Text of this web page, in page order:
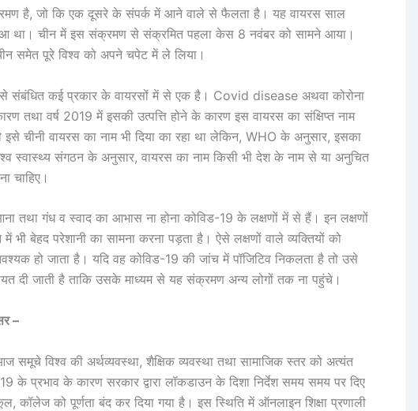
है, जो कि एक दूसरे के संपर्क में आने वाले से फैलता है। यह वायरस साल
था। चीन में इस संक्रमण से संक्रमित पहला केस 8 नवंबर को सामने आया।
समेत पूरे विश्व को अपने चपेट में ले लिया।
से संबंधित कई प्रकार के वायरसों में से एक है। Covid disease अथवा कोरोना
तथा वर्ष 2019 में इसकी उत्पत्ति होने के कारण इस वायरस का संक्षिप्त नाम
चीनी वायरस का नाम भी दिया का रहा था लेकिन, WHO के अनुसार, इसका
स्वास्थ्य संगठन के अनुसार, वायरस का नाम किसी भी देश के नाम से या अनुचित
चाहिए।
तथा गंध व स्वाद का आभास ना होना कोविड-19 के लक्षणों में से हैं। इन लक्षणों
भी बेहद परेशानी का सामना करना पड़ता है। ऐसे लक्षणों वाले व्यक्तियों को
हो जाता है। यदि वह कोविड-19 की जांच में पॉजिटिव निकलता है तो उसे
दी जाती है ताकि उसके माध्यम से यह संक्रमण अन्य लोगों तक ना पहुंचे।
–
समूचे विश्व की अर्थव्यवस्था, शैक्षिक व्यवस्था तथा सामाजिक स्तर को अत्यंत
के प्रभाव के कारण सरकार द्वारा लॉकडाउन के दिशा निर्देश समय समय पर दिए
कॉलेज को पूर्णता बंद कर दिया गया है। इस स्थिति में ऑनलाइन शिक्षा प्रणाली